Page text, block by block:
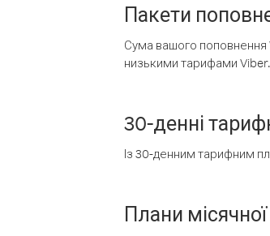
Пакети
Сума вашого поповнення
низькими тарифами Viber.
30-денні
Із 30-денним тарифним
Плани